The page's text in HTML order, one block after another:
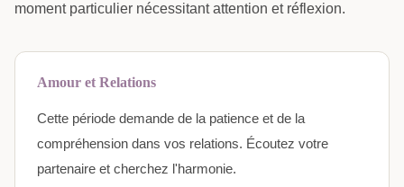
moment particulier nécessitant attention et réflexion.
Amour et Relations
Cette période demande de la patience et de la
compréhension dans vos relations. Écoutez votre
partenaire et cherchez l'harmonie.